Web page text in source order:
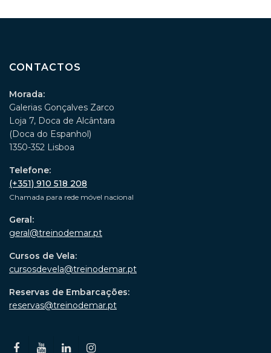
CONTACTOS
Morada:
Galerias Gonçalves Zarco
Loja 7, Doca de Alcântara
(Doca do Espanhol)
1350-352 Lisboa
Telefone:
(+351) 910 518 208
Chamada para rede móvel nacional
Geral:
geral@treinodemar.pt
Cursos de Vela:
cursosdevela@treinodemar.pt
Reservas de Embarcações:
reservas@treinodemar.pt